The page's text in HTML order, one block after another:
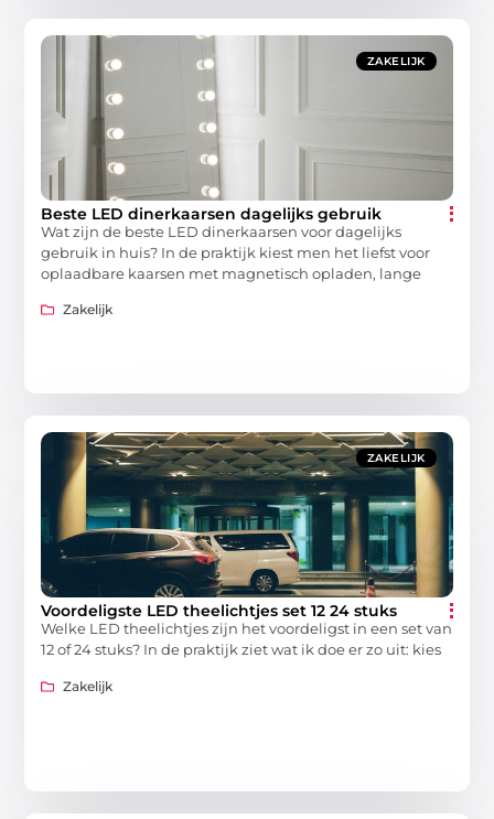
ZAKELIJK
Beste LED dinerkaarsen dagelijks gebruik
Wat zijn de beste LED dinerkaarsen voor dagelijks
gebruik in huis? In de praktijk kiest men het liefst voor
oplaadbare kaarsen met magnetisch opladen, lange
Zakelijk
ZAKELIJK
Voordeligste LED theelichtjes set 12 24 stuks
Welke LED theelichtjes zijn het voordeligst in een set van
12 of 24 stuks? In de praktijk ziet wat ik doe er zo uit: kies
Zakelijk